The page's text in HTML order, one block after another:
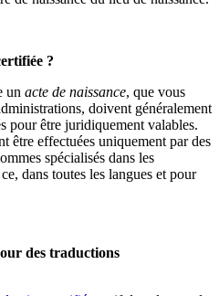
?
un acte de naissance, que vous
doivent généralement
pour être juridiquement valables.
être effectuées uniquement par des
spécialisés dans les
dans toutes les langues et pour
des traductions